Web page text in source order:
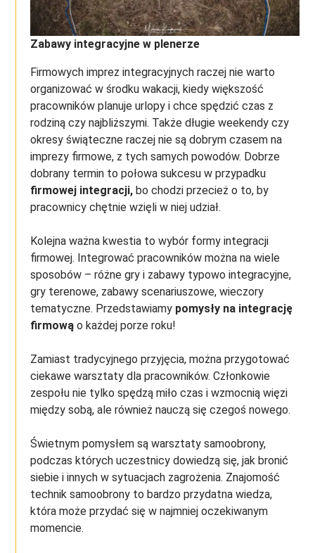
Zabawy integracyjne w plenerze
Firmowych imprez integracyjnych raczej nie warto
organizować w środku wakacji, kiedy większość
pracowników planuje urlopy i chce spędzić czas z
rodziną czy najbliższymi. Także długie weekendy czy
okresy świąteczne raczej nie są dobrym czasem na
imprezy firmowe, z tych samych powodów. Dobrze
dobrany termin to połowa sukcesu w przypadku
firmowej integracji,bo chodzi przecież o to, by
pracownicy chętnie wzięli w niej udział.
Kolejna ważna kwestia to wybór formy integracji
firmowej. Integrować pracowników można na wiele
sposobów – różne gry i zabawy typowo integracyjne,
gry terenowe, zabawy scenariuszowe, wieczory
tematyczne. Przedstawiamy pomysły na integrację
firmową o każdej porze roku!
Zamiast tradycyjnego przyjęcia, można przygotować
ciekawe warsztaty dla pracowników. Członkowie
zespołu nie tylko spędzą miło czas i wzmocnią więzi
między sobą, ale również nauczą się czegoś nowego.
Świetnym pomysłem są warsztaty samoobrony,
podczas których uczestnicy dowiedzą się, jak bronić
siebie i innych w sytuacjach zagrożenia. Znajomość
technik samoobrony to bardzo przydatna wiedza,
która może przydać się w najmniej oczekiwanym
momencie.